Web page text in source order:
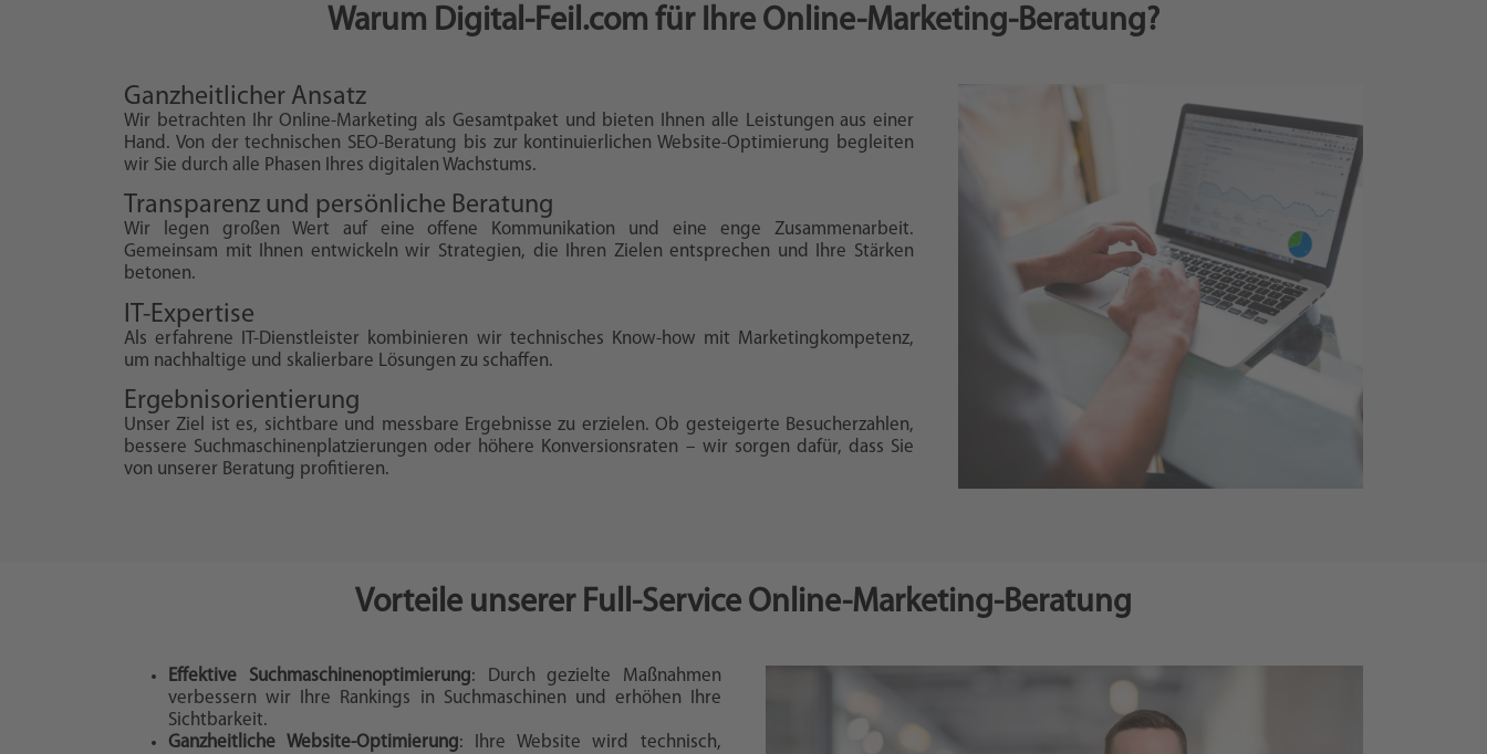
Warum Digital-Feil.com für Ihre Online-Marketing-Beratung?
Ganzheitlicher Ansatz
Wir betrachten Ihr Online-Marketing als Gesamtpaket und bieten Ihnen alle Leistungen aus einer
Hand. Von der technischen SEO-Beratung bis zur kontinuierlichen Website-Optimierung begleiten
wir Sie durch alle Phasen Ihres digitalen Wachstums.
Transparenz und persönliche Beratung
Wir legen großen Wert auf eine offene Kommunikation und eine enge Zusammenarbeit.
Gemeinsam mit Ihnen entwickeln wir Strategien, die Ihren Zielen entsprechen und Ihre Stärken
betonen.
IT-Expertise
Als erfahrene IT-Dienstleister kombinieren wir technisches Know-how mit Marketingkompetenz,
um nachhaltige und skalierbare Lösungen zu schaffen.
Ergebnisorientierung
Unser Ziel ist es, sichtbare und messbare Ergebnisse zu erzielen. Ob gesteigerte Besucherzahlen,
bessere Suchmaschinenplatzierungen oder höhere Konversionsraten – wir sorgen dafür, dass Sie
von unserer Beratung profitieren.
Vorteile unserer Full-Service Online-Marketing-Beratung
Effektive Suchmaschinenoptimierung: Durch gezielte Maßnahmen
verbessern wir Ihre Rankings in Suchmaschinen und erhöhen Ihre
Sichtbarkeit.
Ganzheitliche Website-Optimierung: Ihre Website wird technisch,